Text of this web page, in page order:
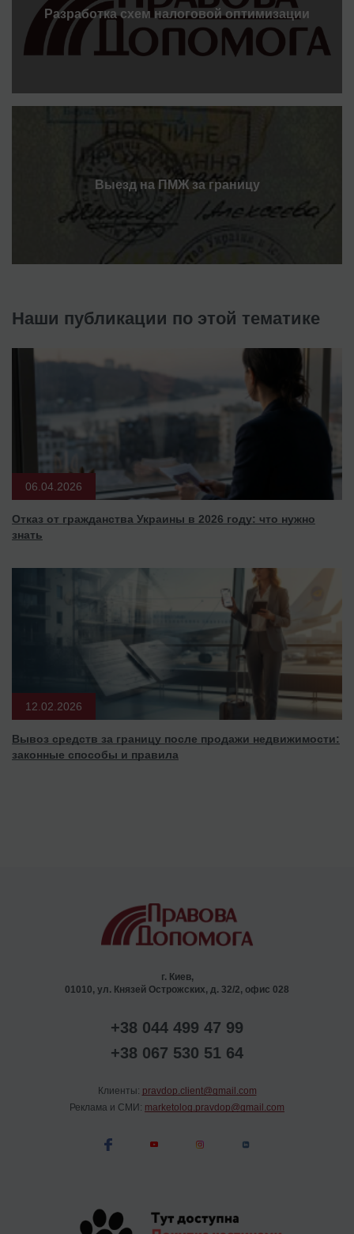
Разработка схем налоговой оптимизации
Выезд на ПМЖ за границу
Наши публикации по этой тематике
06.04.2026
Отказ от гражданства Украины в 2026 году: что нужно
знать
12.02.2026
Вывоз средств за границу после продажи недвижимости:
законные способы и правила
г. Киев,
01010, ул. Князей Острожских, д. 32/2, офис 028
+38 044 499 47 99
+38 067 530 51 64
Клиенты: pravdop.client@gmail.com
Реклама и СМИ: marketolog.pravdop@gmail.com